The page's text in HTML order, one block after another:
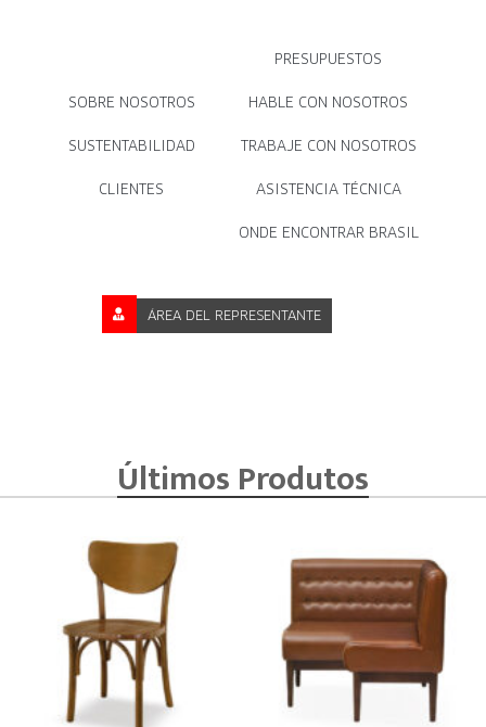
SOBRE NOSOTROS
SUSTENTABILIDAD
CLIENTES
PRESUPUESTOS
HABLE CON NOSOTROS
TRABAJE CON NOSOTROS
ASISTENCIA TÉCNICA
ONDE ENCONTRAR BRASIL
ÁREA DEL REPRESENTANTE
Últimos Produtos